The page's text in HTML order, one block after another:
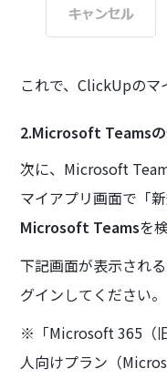
これで、ClickUpのマ
2.Microsoft Teams
次に、Microsoft
マイアプリ画面で「
Microsoft Teamsを
下記画面が表示され
グインしてください。
※「Microsoft 365（
人向けプラン（